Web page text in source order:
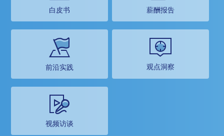
白皮书 薪酬报告
前沿实践 观点洞察
视频访谈